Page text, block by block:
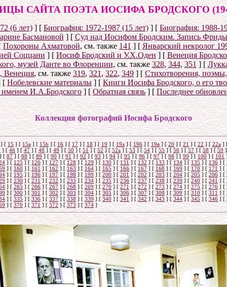
САЙТА ПОЭТА ИОСИФА БРОДСКОГО
(6 лет)] [Биография: 1972-1987 (15 лет)] [ Биография: 1988-
Басмановой] [Суд над Иосифом Бродским. Запись
Похороны Ахматовой, см. также141] [Январский некролог
Соццани] [Иосиф Бродский и У.Х.Оден] [Венеция
музей Данте во Флоренции, см. также328,344,351 ] [
Венеция, см. также319,321, 322,349] [ Стихотворения,
[Нобелевские материалы ] [Книги Иосифа Бродского, о его
именем И.А.Бродского ] [Обратная связь] [Последнее
Коллекция фотографий Иосифа Бродского
[ 15] [15a ] [15b] [16 ] [ 17] [ 18] [19 ] [19а] [19б] [ 19в ] [20] [21 ] [ 22] [22a ]
] [ 46 ] [47 ] [ 48] [49] [ 50 ] [51] [52 ] [52а] [53] [ 54 ] [55] [56 ] [57] [58] [59]
[ 87] [88] [89] [ 90 ] [91] [ 92 ] [ 93 ] [94 ] [ 95 ] [ 96] [97 ] [98 ] [99] [100 ] [ 101
] [ 125 ] [126] [ 127 ] [128 ] [ 129] [ 130 ] [131] [ 132 ] [133 ] [ 134] [ 135 ] [136] [
] [160 ] [ 161 ] [162 ] [163 ] [164] [165] [ 166] [ 167] [168] [ 169 ] [ 170] [171] [
] [195 ] [196] [ 197] [ 198] [199 ] [200] [201 ] [ 202 ] [203] [204] [205 ] [ 206 ] [
] [ 230] [ 231] [232] [ 233 ] [ 234] [ 235 ] [ 236] [237] [238 ] [239 ] [240] [ 241 ] [
] [265] [ 266 ] [ 267] [ 268 ] [ 269] [270 ] [271 ] [272 ] [ 273 ] [274 ] [ 275 ] [276 ] [
] [ 300 ] [301] [ 302 ] [303] [304 ] [ 305] [306] [ 307] [308 ] [ 309] [310 ] [ 311] [
] [ 335] [336] [ 337 ] [338 ] [ 339] [ 340 ] [341] [ 342 ] [343 ] [ 344] [ 345 ] [346] [
] [ 370 ] [371 ] [372 ] [ 373] [374]